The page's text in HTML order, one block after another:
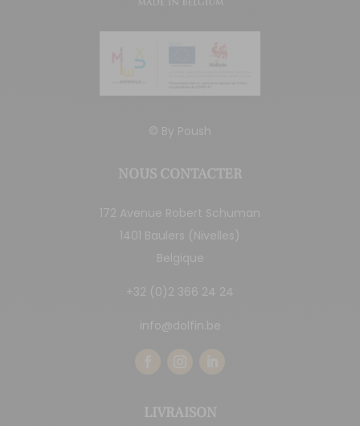
© By Poush
NOUS CONTACTER
172 Avenue Robert Schuman
1401 Baulers (Nivelles)
Belgique
+32 (0)2 366 24 24
info@dolfin.be
LIVRAISON